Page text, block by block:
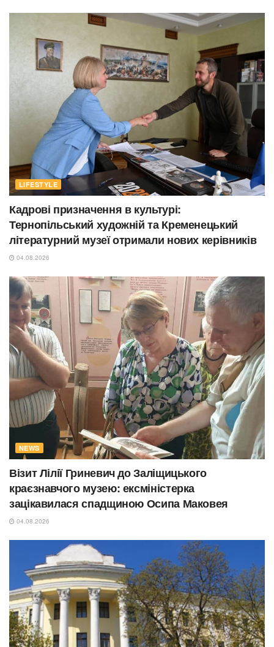
LIFESTYLE
Кадрові призначення в культурі:
Тернопільський художній та Кременецький
літературний музеї отримали нових керівників
04.08.2026
NEWS
Візит Лілії Гриневич до Заліщицького
краєзнавчого музею: ексміністерка
зацікавилася спадщиною Осипа Маковея
04.08.2026